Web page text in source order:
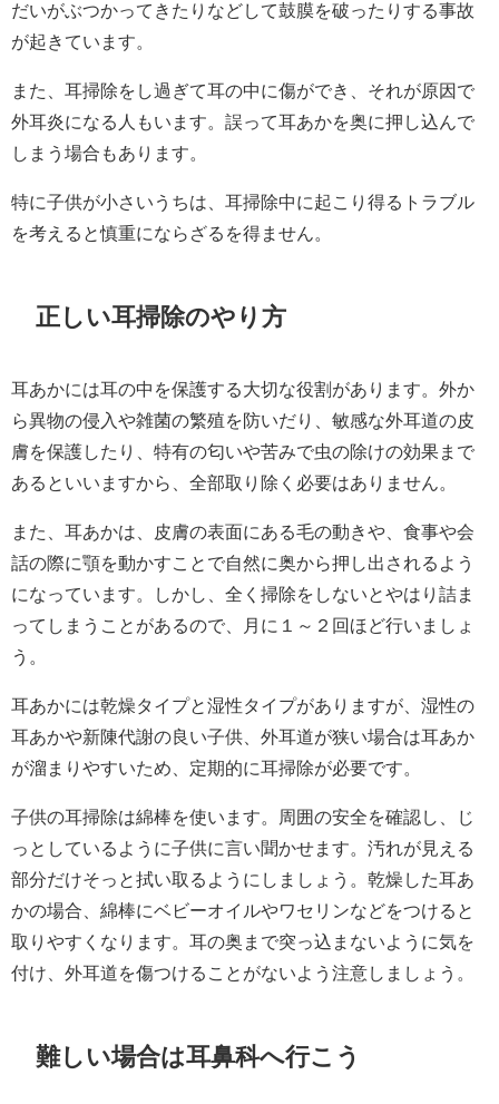
だいがぶつかってきたりなどして鼓膜を破ったりする事故
が起きています。
また、耳掃除をし過ぎて耳の中に傷ができ、それが原因で
外耳炎になる人もいます。誤って耳あかを奥に押し込んで
しまう場合もあります。
特に子供が小さいうちは、耳掃除中に起こり得るトラブル
を考えると慎重にならざるを得ません。
正しい耳掃除のやり方
耳あかには耳の中を保護する大切な役割があります。外か
ら異物の侵入や雑菌の繁殖を防いだり、敏感な外耳道の皮
膚を保護したり、特有の匂いや苦みで虫の除けの効果まで
あるといいますから、全部取り除く必要はありません。
また、耳あかは、皮膚の表面にある毛の動きや、食事や会
話の際に顎を動かすことで自然に奥から押し出されるよう
になっています。しかし、全く掃除をしないとやはり詰ま
ってしまうことがあるので、月に１～２回ほど行いましょ
う。
耳あかには乾燥タイプと湿性タイプがありますが、湿性の
耳あかや新陳代謝の良い子供、外耳道が狭い場合は耳あか
が溜まりやすいため、定期的に耳掃除が必要です。
子供の耳掃除は綿棒を使います。周囲の安全を確認し、じ
っとしているように子供に言い聞かせます。汚れが見える
部分だけそっと拭い取るようにしましょう。乾燥した耳あ
かの場合、綿棒にベビーオイルやワセリンなどをつけると
取りやすくなります。耳の奥まで突っ込まないように気を
付け、外耳道を傷つけることがないよう注意しましょう。
難しい場合は耳鼻科へ行こう